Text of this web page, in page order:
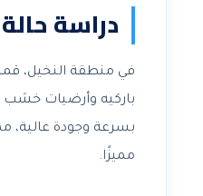
دراسة حالة
في منطقة النخيل،
باركيه وأرضيات خشب
بسرعة وجودة عالية،
مميزًا.